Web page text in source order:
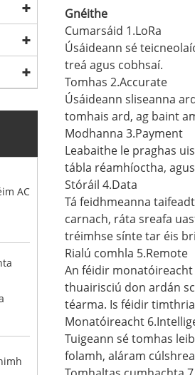
AC
Gnéithe
Cumarsáid 1.LoRa
Úsáideann sé
treá agus cobhsaí.
Tomhas 2.Accurate
Úsáideann sliseanna
tomhais ard, ag baint
Modhanna 3.Payment
Leabaithe le praghas
tábla réamhíoctha,
Stóráil 4.Data
Tá feidhmeanna
carnach, ráta sreafa
tréimhse sínte tar éis
Rialú comhla 5.Remote
An féidir
thuairisciú don ardán
téarma. Is féidir
Monatóireacht
Tuigeann sé tomhas
folamh, aláram